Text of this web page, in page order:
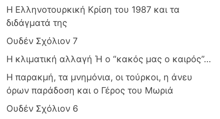
Η Ελληνοτουρκική Κρίση του 1987 και τα
διδάγματά της
Ουδέν Σχόλιον 7
Η κλιματική αλλαγή Ή ο “κακός μας ο καιρός”…
Η παρακμή, τα μνημόνια, οι τούρκοι, η άνευ
όρων παράδοση και ο Γέρος του Μωριά
Ουδέν Σχόλιον 6